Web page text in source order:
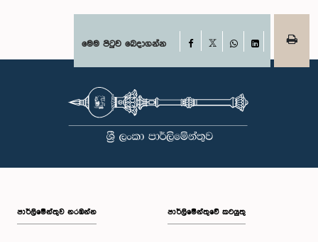
මෙම පිටුව බෙදාගන්න Facebook
WhatsAppLinkedIn
පාර්ලි‌මේන්තුව නරඹන්න පාර්ලිමේන්තුවේ කටයුතු